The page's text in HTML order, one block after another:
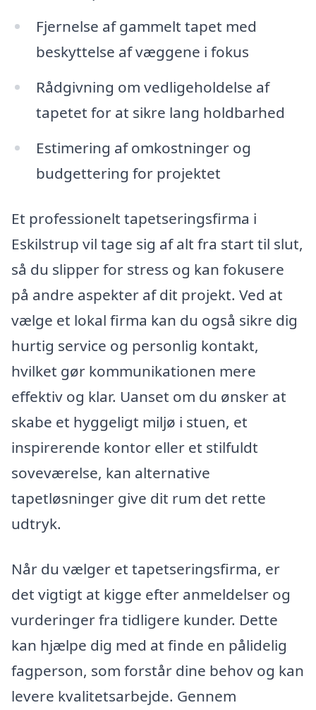
Fjernelse af gammelt tapet med
beskyttelse af væggene i fokus
Rådgivning om vedligeholdelse af
tapetet for at sikre lang holdbarhed
Estimering af omkostninger og
budgettering for projektet
Et professionelt tapetseringsfirma i
Eskilstrup vil tage sig af alt fra start til slut,
så du slipper for stress og kan fokusere
på andre aspekter af dit projekt. Ved at
vælge et lokal firma kan du også sikre dig
hurtig service og personlig kontakt,
hvilket gør kommunikationen mere
effektiv og klar. Uanset om du ønsker at
skabe et hyggeligt miljø i stuen, et
inspirerende kontor eller et stilfuldt
soveværelse, kan alternative
tapetløsninger give dit rum det rette
udtryk.
Når du vælger et tapetseringsfirma, er
det vigtigt at kigge efter anmeldelser og
vurderinger fra tidligere kunder. Dette
kan hjælpe dig med at finde en pålidelig
fagperson, som forstår dine behov og kan
levere kvalitetsarbejde. Gennem